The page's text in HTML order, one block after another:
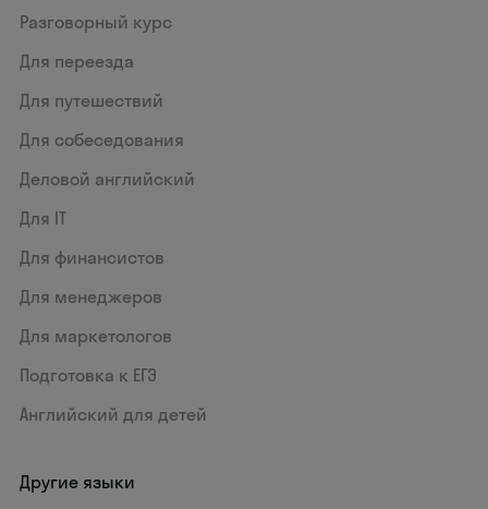
Разговорный курс
Для переезда
Для путешествий
Для собеседования
Деловой английский
Для IT
Для финансистов
Для менеджеров
Для маркетологов
Подготовка к ЕГЭ
Английский для детей
Другие языки